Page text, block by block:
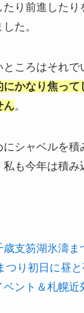
り前進したり
た。
ころはそれで
にかなり焦って
ん。
にシャベルを積
も今年は積み
歳支笏湖氷濤ま
つり初日に昼
ベント＆札幌近